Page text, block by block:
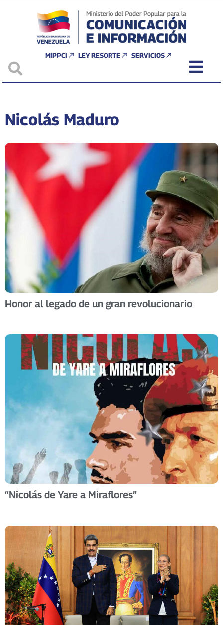
MIPPCI LEY RESORTE SERVICIOS
Nicolás Maduro
Honor al legado de un gran revolucionario
“Nicolás de Yare a Miraflores”